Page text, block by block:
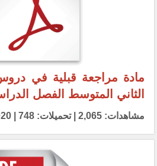
مادة مراجعة قبلية في
الثاني المتوسط الفصل
مشاهدات: 2,065 | تحميلات: 748 | 01/11/2020 08:19 pm